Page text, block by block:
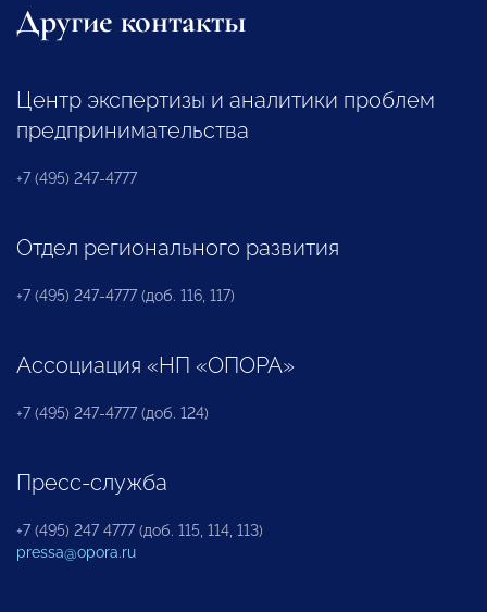
Другие контакты
Центр экспертизы и аналитики проблем
предпринимательства
+7 (495) 247-4777
Отдел регионального развития
+7 (495) 247-4777 (доб. 116, 117)
Ассоциация «НП «ОПОРА»
+7 (495) 247-4777 (доб. 124)
Пресс-служба
+7 (495) 247 4777 (доб. 115, 114, 113)
pressa@opora.ru